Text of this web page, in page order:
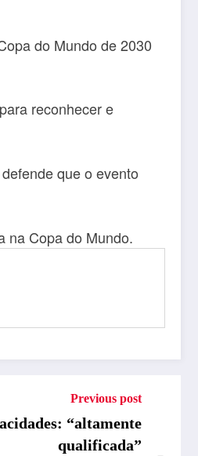
do Mundo de 2030
reconhecer e
que o evento
na Copa do Mundo.
Previous post
“altamente
qualificada”